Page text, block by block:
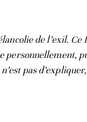
de l’exil. Ce
personnellement,
pas